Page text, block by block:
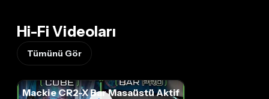
Hi-Fi Videoları
Tümünü Gör
Mackie CR2-X Bar Masaüstü Aktif